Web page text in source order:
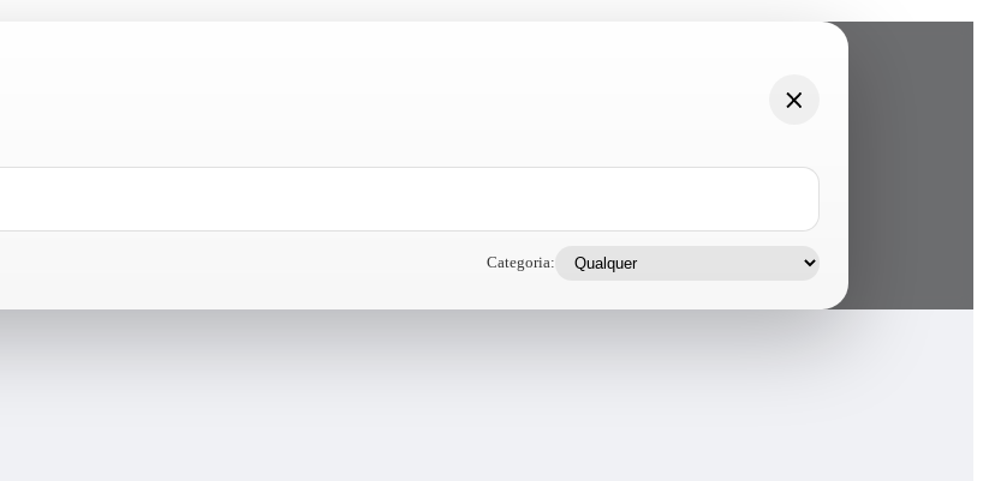
Categoria: